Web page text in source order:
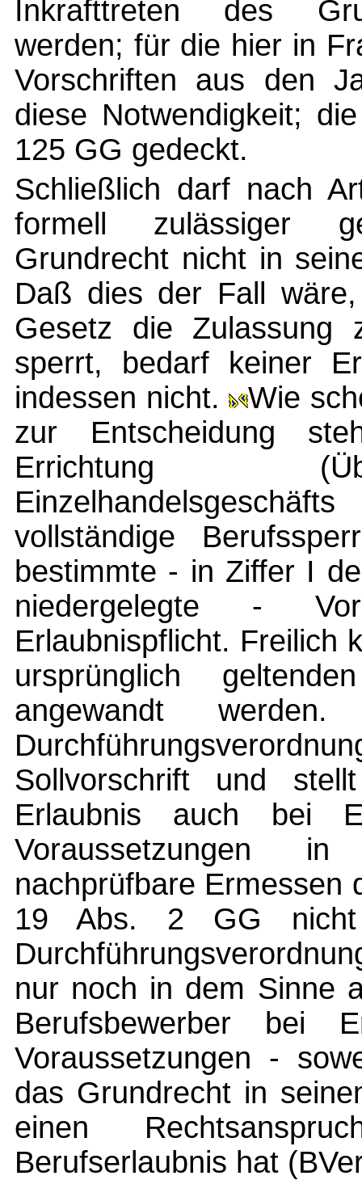
Inkrafttreten des
werden; für die hier in
Vorschriften aus den
diese Notwendigkeit;
125 GG gedeckt.
Schließlich darf nach
formell zulässiger
Grundrecht nicht in
Daß dies der Fall
Gesetz die Zulassung
sperrt, bedarf keiner
indessen nicht. Wie
zur Entscheidung
Errichtung
vollständige
bestimmte - in Ziffer I
niedergelegte -
Erlaubnispflicht. Freilich
ursprünglich
angewandt
Sollvorschrift und
Erlaubnis auch bei
Voraussetzungen
nachprüfbare Ermessen
19 Abs. 2 GG
nur noch in dem Sinne
Berufsbewerber bei
Voraussetzungen -
das Grundrecht in
einen
Berufserlaubnis hat